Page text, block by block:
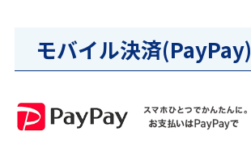
モバイル決済(PayPay)